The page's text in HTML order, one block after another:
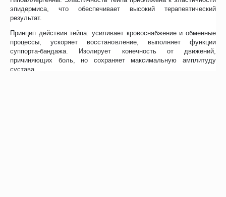
эпидермиса, что обеспечивает высокий терапевтический
результат.
Принцип действия тейпа: усиливает кровоснабжение и обменные
процессы, ускоряет восстановление, выполняет функции
суппорта-бандажа. Изолирует конечность от движений,
причиняющих боль, но сохраняет максимальную амплитуду
сустава.